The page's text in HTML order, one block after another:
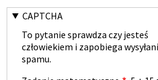
CAPTCHA
To pytanie sprawdza czy jesteś
człowiekiem i zapobiega
spamu.